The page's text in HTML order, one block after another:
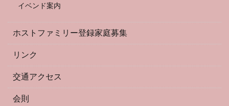
イベンド案内
ホストファミリー登録家庭募集
リンク
交通アクセス
会則